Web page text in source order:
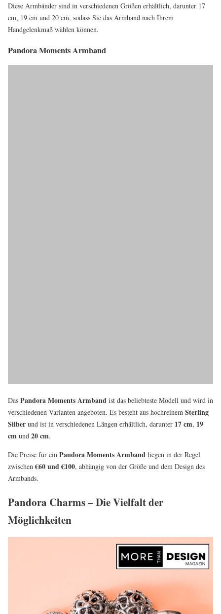
Diese Armbänder sind in verschiedenen Größen erhältlich, darunter 17
cm, 19 cm und 20 cm, sodass Sie das Armband nach Ihrem
Handgelenkmaß wählen können.
Pandora Moments Armband
Das Pandora Moments Armband ist das beliebteste Modell und wird in
verschiedenen Varianten angeboten. Es besteht aus hochreinem Sterling
Silber und ist in verschiedenen Längen erhältlich, darunter 17 cm, 19
cm und 20 cm.
Die Preise für ein Pandora Moments Armband liegen in der Regel
zwischen€60 und €100, abhängig von der Größe und dem Design des
Armbands.
Pandora Charms – Die Vielfalt der
Möglichkeiten